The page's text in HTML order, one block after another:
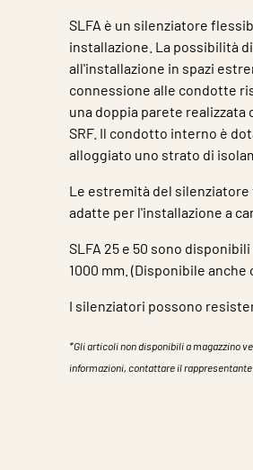
SLFA è un silenziatore
installazione. La possibilità
all'installazione in spazi
connessione alle condotte
una doppia parete
SRF. Il condotto interno è
alloggiato uno strato di
Le estremità del
adatte per l'installazione a
SLFA 25 e 50 sono
1000 mm. (Disponibile anche
I silenziatori possono
*Gli articoli non disponibili a magazzino
informazioni, contattare il